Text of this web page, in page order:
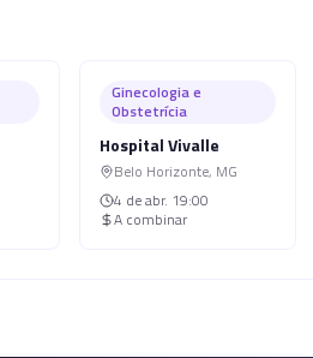
Ginecologia e
Obstetrícia
Hospital Vivalle
Belo Horizonte, MG
4 de abr. 19:00
A combinar